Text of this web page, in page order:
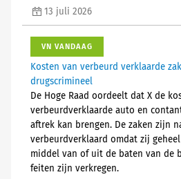
13 juli 2026
VN VANDAAG
Kosten van verbeurd verklaarde
drugscrimineel
De Hoge Raad oordeelt dat X de
verbeurdverklaarde auto en
aftrek kan brengen. De zaken zijn
verbeurdverklaard omdat zij
middel van of uit de baten van de
feiten zijn verkregen.